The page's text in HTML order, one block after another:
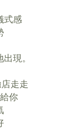
式感
現。
走走
你